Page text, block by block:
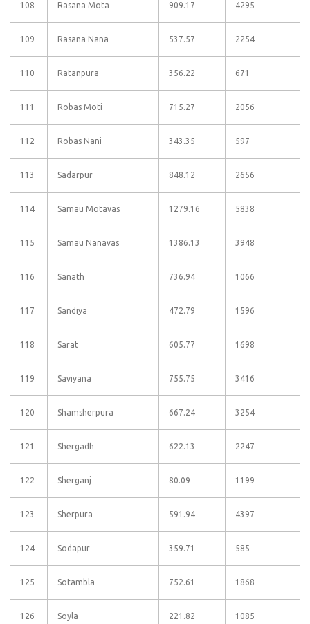
108 Rasana Mota 909.17 4295
109 Rasana Nana 537.57 2254
110 Ratanpura 356.22 671
111 Robas Moti 715.27 2056
112 Robas Nani 343.35 597
113 Sadarpur 848.12 2656
114 Samau Motavas 1279.16 5838
115 Samau Nanavas 1386.13 3948
116 Sanath 736.94 1066
117 Sandiya 472.79 1596
118 Sarat 605.77 1698
119 Saviyana 755.75 3416
120 Shamsherpura 667.24 3254
121 Shergadh 622.13 2247
122 Sherganj 80.09 1199
123 Sherpura 591.94 4397
124 Sodapur 359.71 585
125 Sotambla 752.61 1868
126 Soyla 221.82 1085